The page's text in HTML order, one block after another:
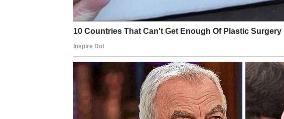
Period koji dolazi donosi novu energiju u ljubavi.
Za slobodne Bikove postoji velika mogućnost susreta sa
neće biti burna i prolazna romansa, već odnos koji ima
Ova osoba može biti neko ko ima slične životne vrednosti –
podrške i međusobnog poštovanja.
Za Bikove koji su u vezi dolazi faza produbljivanja odnosa.